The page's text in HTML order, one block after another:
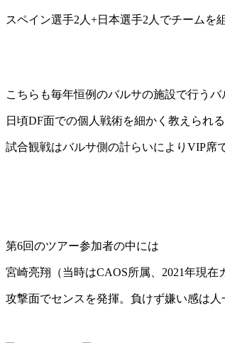
スペイン選手2人+日本選手2人でチームを
こちらも毎年恒例のバルサの施設で行う
日頃DF面での個人戦術を細かく教えられ
試合観戦はバルサ側の計らいによりVIP席
第6回のツアー参加者の中には
宮崎亮翔（当時はCAOS所属、2021年現在
攻撃面でセンスを発揮。負けず嫌い感は人